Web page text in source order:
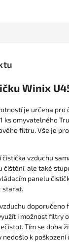
Winix
je určena pro
omyvatelného
filtru. Vše je
vzduchu
ale také
panelu
starat.
doporučeno
i možnost filtry
Tím se doba
nedošlo k